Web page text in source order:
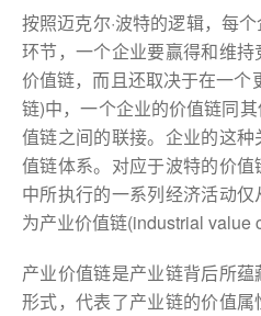
按照迈克尔·波特的逻辑，每
环节，一个企业要赢得和维
价值链，而且还取决于在一个
链)中，一个企业的价值链同
值链之间的联接。企业的这
值链体系。对应于波特的价
中所执行的一系列经济活动
为产业价值链(industrial value
产业价值链是产业链背后所
形式，代表了产业链的价值